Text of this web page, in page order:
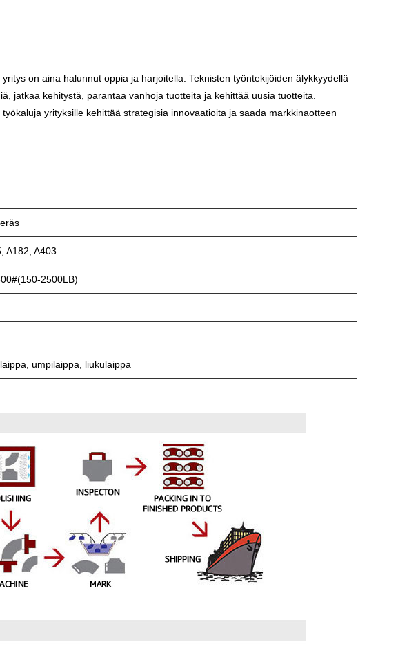
on aina halunnut oppia ja harjoitella. Teknisten työntekijöiden älykkyydellä
jatkaa kehitystä, parantaa vanhoja tuotteita ja kehittää uusia tuotteita.
yrityksille kehittää strategisia innovaatioita ja saada markkinaotteen
A182, A403
2500LB)
umpilaippa, liukulaippa